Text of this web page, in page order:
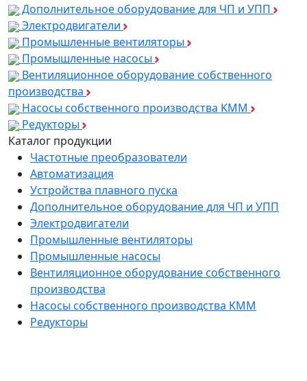
Дополнительное оборудование для ЧП и УПП
Электродвигатели
Промышленные вентиляторы
Промышленные насосы
Вентиляционное оборудование собственного
производства
Насосы собственного производства KMM
Редукторы
Каталог продукции
Частотные преобразователи
Автоматизация
Устройства плавного пуска
Дополнительное оборудование для ЧП и УПП
Электродвигатели
Промышленные вентиляторы
Промышленные насосы
Вентиляционное оборудование собственного
производства
Насосы собственного производства KMM
Редукторы